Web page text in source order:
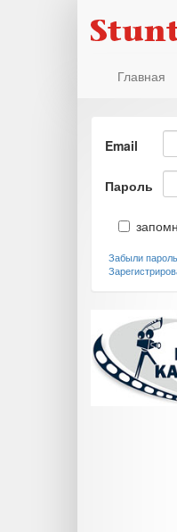
Главная
Email
Пароль
Забыли